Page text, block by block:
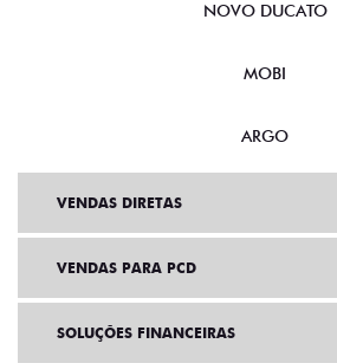
NOVO DUCATO
MOBI
ARGO
VENDAS DIRETAS
VENDAS PARA PCD
SOLUÇÕES FINANCEIRAS